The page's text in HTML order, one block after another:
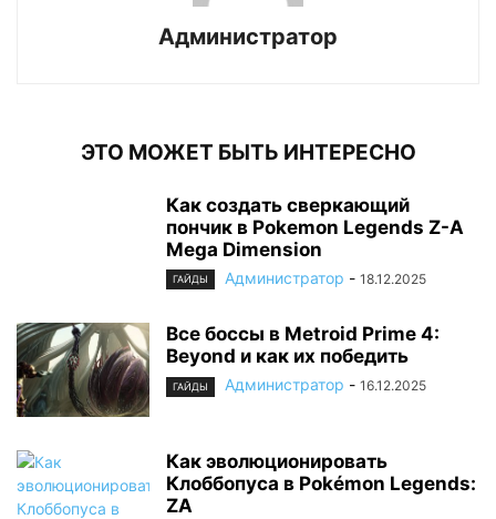
Администратор
ЭТО МОЖЕТ БЫТЬ ИНТЕРЕСНО
Как создать сверкающий
пончик в Pokemon Legends Z-A
Mega Dimension
ГАЙДЫ Администратор - 18.12.2025
Все боссы в Metroid Prime 4:
Beyond и как их победить
ГАЙДЫ Администратор - 16.12.2025
Как эволюционировать
Клоббопуса в Pokémon Legends:
ZA